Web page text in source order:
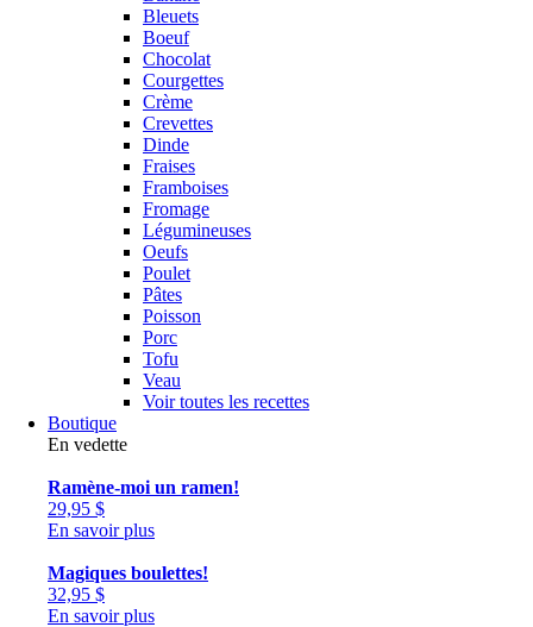
Bleuets
Boeuf
Chocolat
Courgettes
Crème
Crevettes
Dinde
Fraises
Framboises
Fromage
Légumineuses
Oeufs
Poulet
Pâtes
Poisson
Porc
Tofu
Veau
Voir toutes les recettes
Boutique
En vedette
Ramène-moi un ramen!
29,95 $
En savoir plus
Magiques boulettes!
32,95 $
En savoir plus